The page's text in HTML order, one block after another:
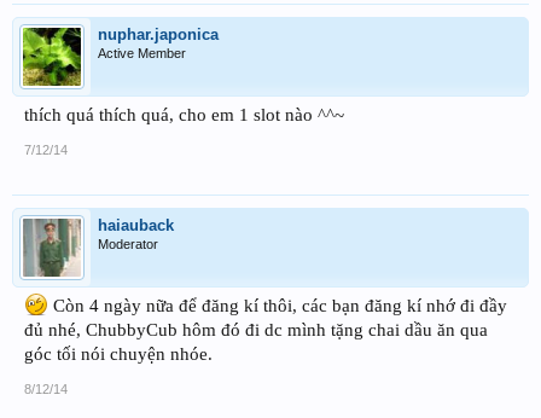
nuphar.japonica
Active Member
thích quá thích quá, cho em 1 slot nào ^^~
7/12/14
haiauback
Moderator
Còn 4 ngày nữa để đăng kí thôi, các bạn đăng kí nhớ đi đầy
đủ nhé, ChubbyCub hôm đó đi dc mình tặng chai dầu ăn qua
góc tối nói chuyện nhóe.
8/12/14